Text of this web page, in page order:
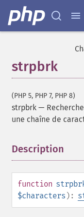
strpbrk
(PHP 5, PHP 7, PHP 8)
strpbrk —
une chaîne de
Description
function
$characters ):